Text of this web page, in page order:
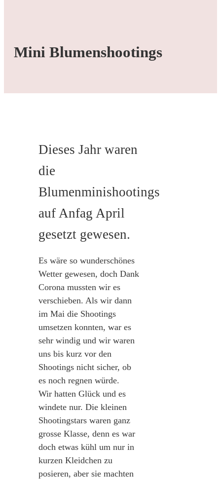
Mini Blumenshootings
Dieses Jahr waren
die
Blumenminishootings
auf Anfag April
gesetzt gewesen.
Es wäre so wunderschönes
Wetter gewesen, doch Dank
Corona mussten wir es
verschieben. Als wir dann
im Mai die Shootings
umsetzen konnten, war es
sehr windig und wir waren
uns bis kurz vor den
Shootings nicht sicher, ob
es noch regnen würde.
Wir hatten Glück und es
windete nur. Die kleinen
Shootingstars waren ganz
grosse Klasse, denn es war
doch etwas kühl um nur in
kurzen Kleidchen zu
posieren, aber sie machten